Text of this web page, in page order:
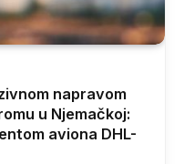
napravom
u Njemačkoj:
aviona DHL-